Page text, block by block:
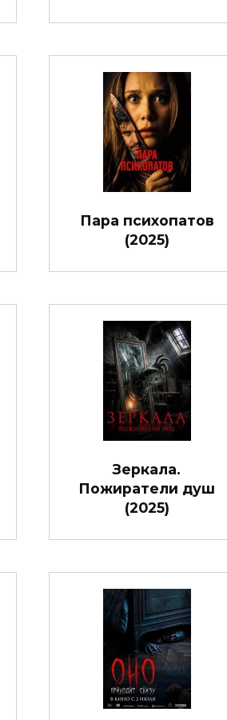
Пара психопатов
(2025)
Зеркала.
Пожиратели душ
(2025)